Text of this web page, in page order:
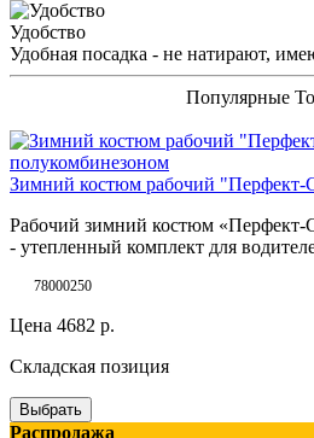
Удобство
Удобная посадка - не натирают,
Популярные
Зимний костюм рабочий "Перфект-
Рабочий зимний костюм «Перфект-
- утепленный комплект для
78000250
Цена 4682 р.
Складская позиция
Выбрать
Распродажа